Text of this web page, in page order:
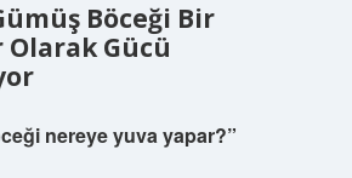
Böceği Bir
Gücü
nereye yuva yapar?”